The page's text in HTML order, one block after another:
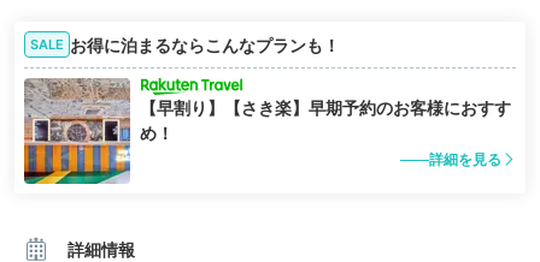
SALE お得に泊まるならこんなプランも！
【早割り】【さき楽】早期予約のお客様におすす
め！
詳細を見る
詳細情報